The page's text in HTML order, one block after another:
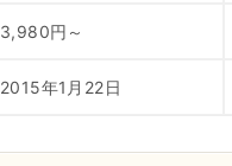
3,980円～
2015年1月22日